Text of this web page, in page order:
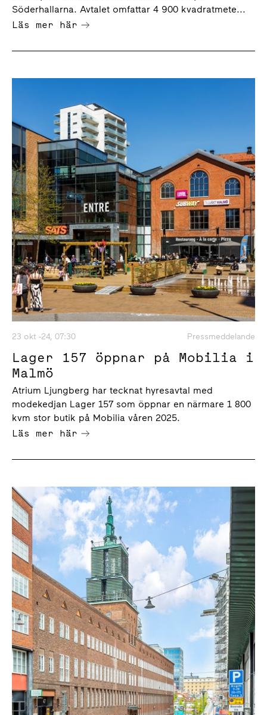
Söderhallarna. Avtalet omfattar 4 900 kvadratmete...
Läs mer här
23 okt -24, 07:30 Pressmeddelande
Lager 157 öppnar på Mobilia i
Malmö
Atrium Ljungberg har tecknat hyresavtal med
modekedjan Lager 157 som öppnar en närmare 1 800
kvm stor butik på Mobilia våren 2025.
Läs mer här